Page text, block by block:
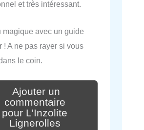
et très intéressant.
magique avec un guide
! A ne pas rayer si vous
le coin.
Ajouter un
commentaire
pour L'Inzolite
Lignerolles